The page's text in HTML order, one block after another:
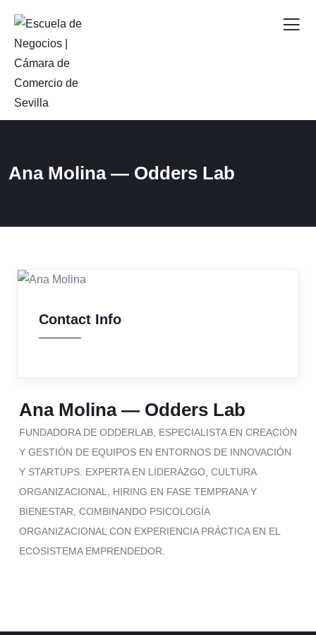
Ana Molina — Odders Lab
Contact Info
Ana Molina — Odders Lab
FUNDADORA DE ODDERLAB, ESPECIALISTA EN CREACIÓN
Y GESTIÓN DE EQUIPOS EN ENTORNOS DE INNOVACIÓN
Y STARTUPS. EXPERTA EN LIDERAZGO, CULTURA
ORGANIZACIONAL, HIRING EN FASE TEMPRANA Y
BIENESTAR, COMBINANDO PSICOLOGÍA
ORGANIZACIONAL CON EXPERIENCIA PRÁCTICA EN EL
ECOSISTEMA EMPRENDEDOR.